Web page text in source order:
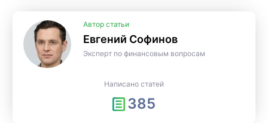
Автор статьи
Евгений Софинов
Эксперт по финансовым вопросам
Написано статей
385